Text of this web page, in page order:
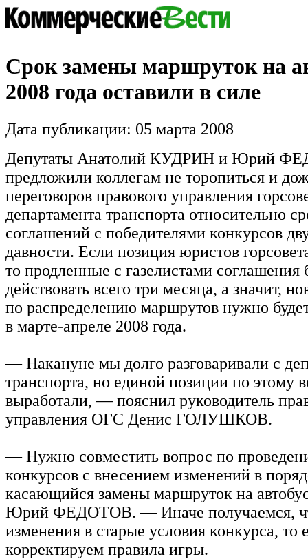
Срок замены маршруток на
2008 года оставили в силе
Дата публикации: 05 марта 2008
Депутаты Анатолий КУДРИН и Юрий
предложили коллегам не торопиться и
переговоров правового управления
департамента транспорта относительно
соглашений с победителями конкурсов
давности. Если позиция юристов
то продленные с газелистами соглашения
действовать всего три месяца, а значит,
по распределению маршрутов нужно
в марте-апреле 2008 года.
— Накануне мы долго разговаривали с
транспорта, но единой позиции по этому
выработали, — пояснил руководитель
управления ОГС Денис ГОЛУШКОВ.
— Нужно совместить вопрос по
конкурсов с внесением изменений в
касающийся замены маршруток на
Юрий ФЕДОТОВ. — Иначе получаемся,
изменения в старые условия конкурса, то
корректируем правила игры.